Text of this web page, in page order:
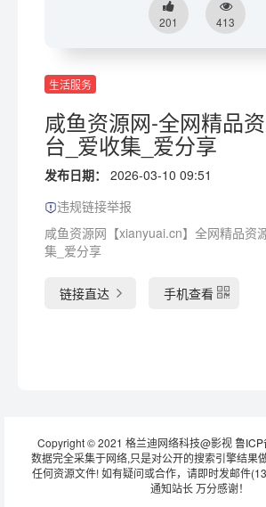
201 413
生活服务
咸鱼资源网-全网精品
台_爱收集_爱分享
发布日期：
2026-03-10 09:51
违规链接举报
咸鱼资源网【xianyuai.cn】全网精品资
集_爱分享
链接直达 手机查看
Copyright © 2021 格兰迪网络科技@影视鲁
数据完全采集于网络,只是对公开的搜索引擎结果
任何资源文件! 如有疑问或合作，请即时发邮件
通知站长 万分感谢！